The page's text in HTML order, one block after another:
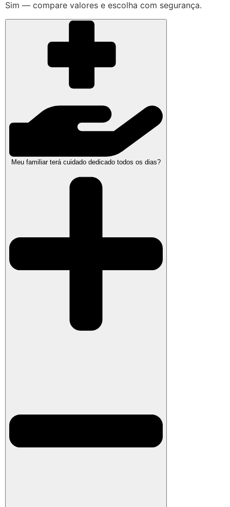
Sim — compare valores e escolha com segurança.
Meu familiar terá cuidado dedicado todos os dias?